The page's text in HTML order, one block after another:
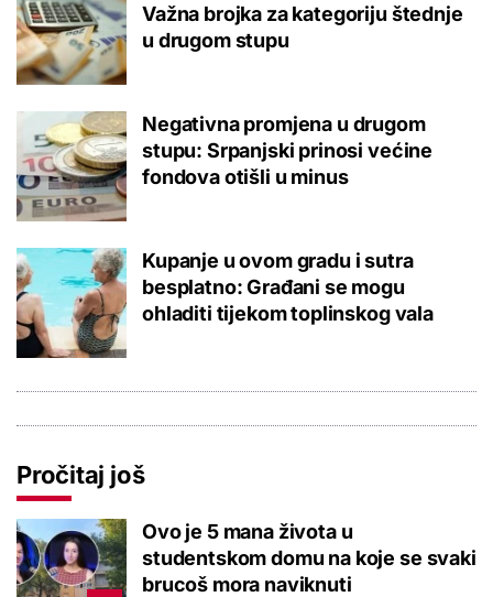
Važna brojka za kategoriju štednje
u drugom stupu
Negativna promjena u drugom
stupu: Srpanjski prinosi većine
fondova otišli u minus
Kupanje u ovom gradu i sutra
besplatno: Građani se mogu
ohladiti tijekom toplinskog vala
Pročitaj još
Ovo je 5 mana života u
studentskom domu na koje se svaki
brucoš mora naviknuti